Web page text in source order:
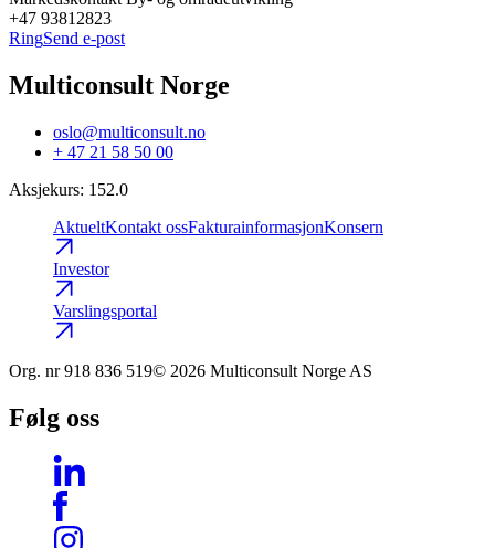
+47 93812823
RingSend e-post
Multiconsult Norge
oslo@multiconsult.no
+ 47 21 58 50 00
Aksjekurs: 152.0
AktueltKontakt ossFakturainformasjonKonsern
Investor
Varslingsportal
Org. nr 918 836 519© 2026 Multiconsult Norge AS
Følg oss